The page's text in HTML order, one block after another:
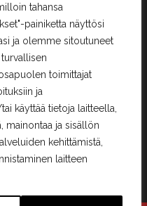
tahansa
painiketta näyttösi
ja olemme sitoutuneet
toimittajat
ja
käyttää tietoja laitteella,
mainontaa ja sisällön
kehittämistä,
laitteen
- PE 12 - 17